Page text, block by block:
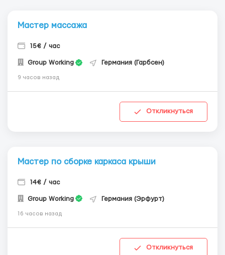
Мастер массажа
15€ / час
Group Working Германия (Гарбсен)
9 часов назад
Откликнуться
Мастер по сборке каркаса крыши
14€ / час
Group Working Германия (Эрфурт)
16 часов назад
Откликнуться